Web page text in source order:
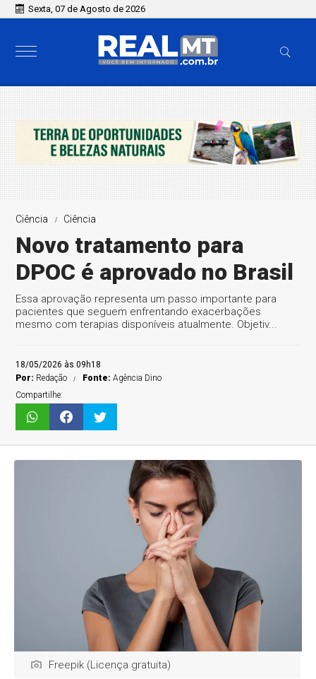
Sexta, 07 de Agosto de 2026
Ciência Ciência
Novo tratamento para
DPOC é aprovado no Brasil
Essa aprovação representa um passo importante para
pacientes que seguem enfrentando exacerbações
mesmo com terapias disponíveis atualmente. Objetiv...
18/05/2026 às 09h18
Por: Redação Fonte:Agência Dino
Compartilhe:
Freepik (Licença gratuita)